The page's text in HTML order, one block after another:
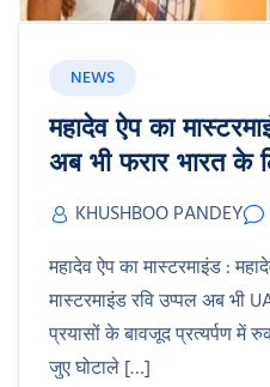
NEWS
महादेव ऐप का
अब भी फरार भारत के
KHUSHBOO PANDEY
महादेव ऐप का मास्टरमाइंड :
मास्टरमाइंड रवि उप्पल अब भी
प्रयासों के बावजूद प्रत्यर्पण में
जुए घोटाले […]